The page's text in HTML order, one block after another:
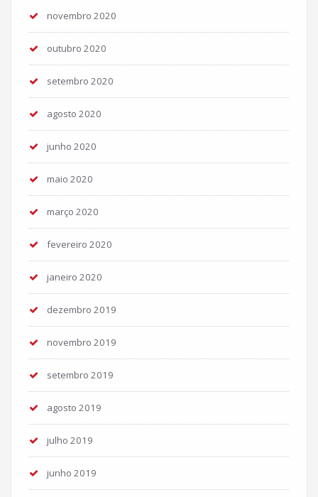
novembro 2020
outubro 2020
setembro 2020
agosto 2020
junho 2020
maio 2020
março 2020
fevereiro 2020
janeiro 2020
dezembro 2019
novembro 2019
setembro 2019
agosto 2019
julho 2019
junho 2019